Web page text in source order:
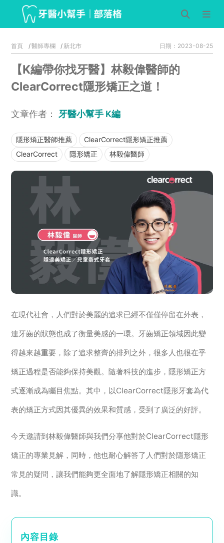
首頁 醫師專欄 新北市 日期：2023-08-25
【K編帶你找牙醫】林毅偉醫師的
ClearCorrect隱形矯正之道！
文章作者： 牙醫小幫手 K編
隱形矯正醫師推薦
ClearCorrect隱形矯正推薦
ClearCorrect
隱形矯正 林毅偉醫師
在現代社會，人們對於美麗的追求已經不僅僅停留在外表，
連牙齒的狀態也成了衡量美感的一環。牙齒矯正領域因此變
得越來越重要，除了追求整齊的排列之外，很多人也很在乎
矯正過程是否能夠保持美觀。隨著科技的進步，隱形矯正方
式逐漸成為矚目焦點。其中，以ClearCorrect隱形牙套為代
表的矯正方式因其優異的效果和質感，受到了廣泛的好評。
今天邀請到林毅偉醫師與我們分享他對於ClearCorrect隱形
矯正的專業見解，同時，他也耐心解答了人們對於隱形矯正
常見的疑問，讓我們能夠更全面地了解隱形矯正相關的知
識。
內容目錄